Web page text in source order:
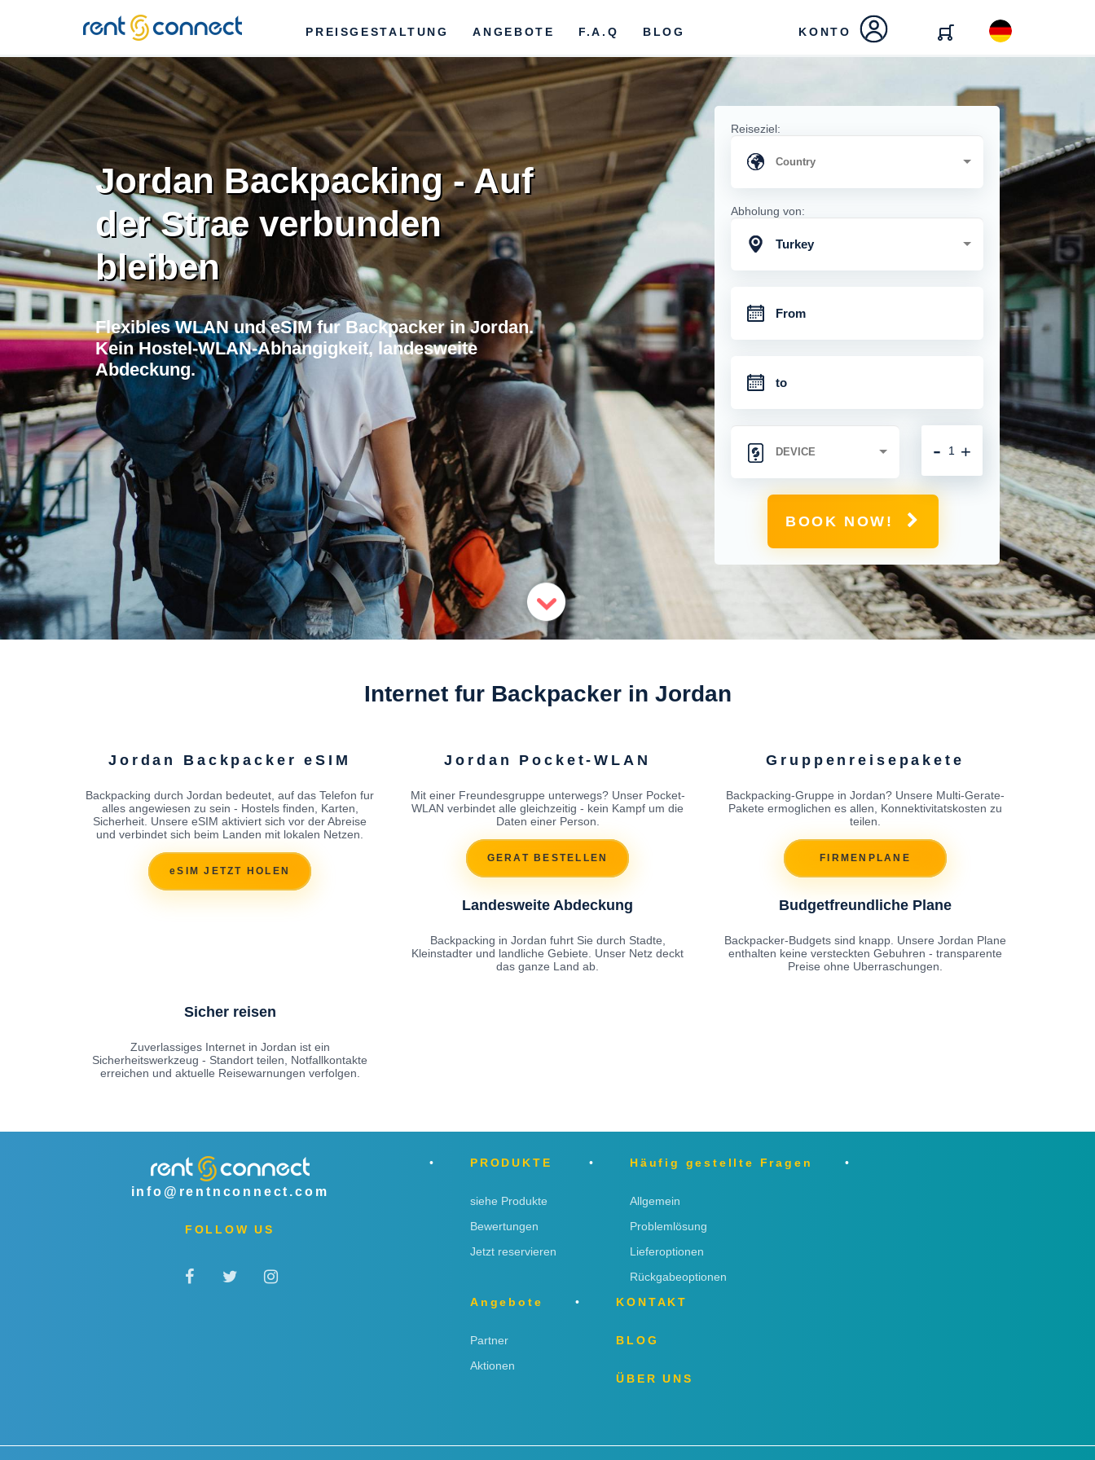
RENT'N
CONNECT
PREISGESTALTUNG ANGEBOTE F.A.Q BLOG KONTO
Jordan Backpacking - Auf
der Strae verbunden
bleiben
Flexibles WLAN und eSIM fur Backpacker in Jordan.
Kein Hostel-WLAN-Abhangigkeit, landesweite
Abdeckung.
Reiseziel:
Abholung von:
Turkey
+
-
BOOK NOW!
Internet fur Backpacker in Jordan
Jordan Backpacker eSIM
Backpacking durch Jordan bedeutet, auf das Telefon fur
alles angewiesen zu sein - Hostels finden, Karten,
Sicherheit. Unsere eSIM aktiviert sich vor der Abreise
und verbindet sich beim Landen mit lokalen Netzen.
eSIM JETZT HOLEN
Jordan Pocket-WLAN
Mit einer Freundesgruppe unterwegs? Unser Pocket-
WLAN verbindet alle gleichzeitig - kein Kampf um die
Daten einer Person.
GERAT BESTELLEN
Gruppenreisepakete
Backpacking-Gruppe in Jordan? Unsere Multi-Gerate-
Pakete ermoglichen es allen, Konnektivitatskosten zu
teilen.
FIRMENPLANE
Landesweite Abdeckung
Backpacking in Jordan fuhrt Sie durch Stadte,
Kleinstadter und landliche Gebiete. Unser Netz deckt
das ganze Land ab.
Budgetfreundliche Plane
Backpacker-Budgets sind knapp. Unsere Jordan Plane
enthalten keine versteckten Gebuhren - transparente
Preise ohne Uberraschungen.
Sicher reisen
Zuverlassiges Internet in Jordan ist ein
Sicherheitswerkzeug - Standort teilen, Notfallkontakte
erreichen und aktuelle Reisewarnungen verfolgen.
info@rentnconnect.com
FOLLOW US
PRODUKTE
siehe Produkte
Bewertungen
Jetzt reservieren
Häufig gestellte Fragen
Allgemein
Problemlösung
Lieferoptionen
Rückgabeoptionen
Angebote
Partner
Aktionen
KONTAKT
BLOG
ÜBER UNS